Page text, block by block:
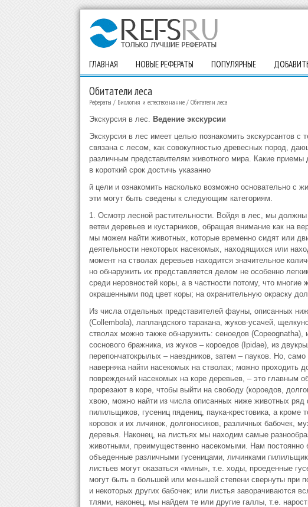
ГЛАВНАЯ НОВЫЕ РЕФЕРАТЫ ПОПУЛЯРНЫЕ
Обитатели леса
Рефераты / Биология и естествознание/ Обитатели леса
Экскурсия в лес. Ведение экскурсии
Экскурсия в лес имеет целью познакомить экскурсантов
связана с лесом, как совокупностью древесных пород,
различным представителям животного мира. Какие
в короткий срок достичь указанно
й цели и ознакомить насколько возможно основательно с
эти могут быть сведены к следующим категориям.
1. Осмотр лесной растительности. Войдя в лес, мы
ветви деревьев и кустарников, обращая внимание как на
мы можем найти животных, которые временно сидят или
деятельности некоторых насекомых, находящихся или
момент на стволах деревьев находится значительное
но обнаружить их представляется делом не особенно
среди неровностей коры, а в частности потому, что
окрашенными под цвет коры; на охранительную окраску
Из числа отдельных представителей фауны, описанных
(Collembola), лапландского таракана, жуков-усачей,
стволах можно также обнаружить: сеноедов (Copeognatha),
соснового бражника, из жуков – короедов (Ipidae), из
перепончатокрылых – наездников, затем – пауков. Но,
наверняка найти насекомых на стволах; можно проходить
повреждений насекомых на коре деревьев, – это главным
прорезают в коре, чтобы выйти на свободу (короедов,
хвою, можно найти из числа описанных ниже животных
пилильщиков, гусениц пядениц, паука-крестовика, а кроме
коровок и их личинок, долгоносиков, различных бабочек,
деревья. Наконец, на листьях мы находим самые
животными, преимущественно насекомыми. Нам постоянно
объеденные различными гусеницами, личинками
листьев могут оказаться «мины», т.е. ходы, проеденные
могут быть в большей или меньшей степени свернуты при
и некоторых других бабочек; или листья заворачиваются
тлями, наконец, мы найдем те или другие галлы, т.е.